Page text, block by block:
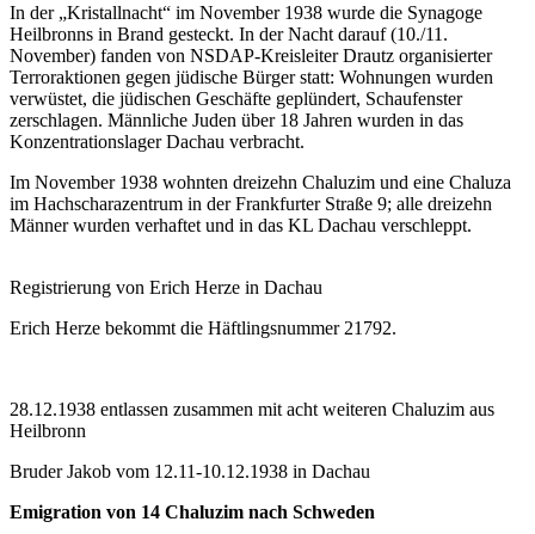
In der „Kristallnacht“ im November 1938 wurde die Synagoge
Heilbronns in Brand gesteckt. In der Nacht darauf (10./11.
November) fanden von NSDAP-Kreisleiter Drautz organisierter
Terroraktionen gegen jüdische Bürger statt: Wohnungen wurden
verwüstet, die jüdischen Geschäfte geplündert, Schaufenster
zerschlagen. Männliche Juden über 18 Jahren wurden in das
Konzentrationslager Dachau verbracht.
Im November 1938 wohnten dreizehn Chaluzim und eine Chaluza
im Hachscharazentrum in der Frankfurter Straße 9; alle dreizehn
Männer wurden verhaftet und in das KL Dachau verschleppt.
Registrierung von Erich Herze in Dachau
Erich Herze bekommt die Häftlingsnummer 21792.
28.12.1938 entlassen zusammen mit acht weiteren Chaluzim aus
Heilbronn
Bruder Jakob vom 12.11-10.12.1938 in Dachau
Emigration von 14 Chaluzim nach Schweden